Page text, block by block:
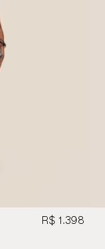
R$ 1.398